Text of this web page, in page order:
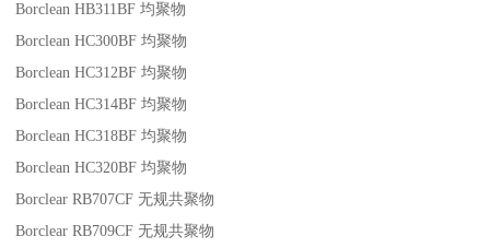
Borclean HB311BF 均聚物
Borclean HC300BF 均聚物
Borclean HC312BF 均聚物
Borclean HC314BF 均聚物
Borclean HC318BF 均聚物
Borclean HC320BF 均聚物
Borclear RB707CF 无规共聚物
Borclear RB709CF 无规共聚物